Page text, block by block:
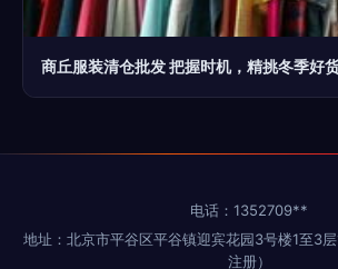
商丘服装清仓批发 把握时机，精挑冬季好
电话：1352709**
地址：北京市平谷区平谷镇迎宾花园3号楼1至3
注册）